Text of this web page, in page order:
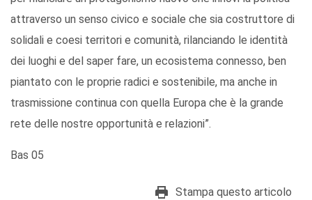
attraverso un senso civico e sociale che sia costruttore di
solidali e coesi territori e comunità, rilanciando le identità
dei luoghi e del saper fare, un ecosistema connesso, ben
piantato con le proprie radici e sostenibile, ma anche in
trasmissione continua con quella Europa che è la grande
rete delle nostre opportunità e relazioni”.
Bas 05
Stampa questo articolo